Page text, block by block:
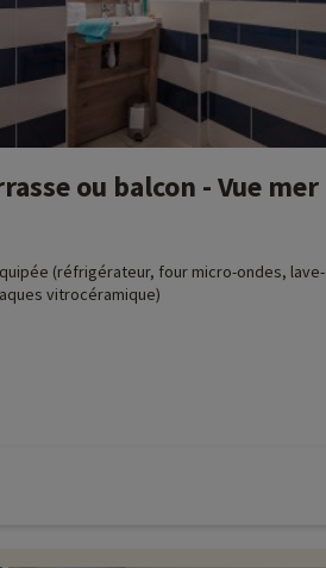
ou balcon - Vue mer
(réfrigérateur, four micro-ondes, lave-
vitrocéramique)